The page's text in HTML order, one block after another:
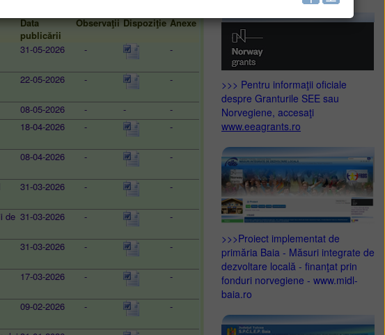
Data
publicării
Observaţii Dispoziţie Anexe
31-05-2026 - -
22-05-2026 - -
08-05-2026 - -
-
18-04-2026 - -
08-04-2026 - -
31-03-2026 - -
de 31-03-2026 - -
31-03-2026 - -
17-03-2026 - -
09-02-2026 - -
>>> Pentru informaţii oficiale
despre Granturile SEE sau
Norvegiene, accesaţi
www.eeagrants.ro
>>>Proiect implementat de
primăria Baia - Măsuri integrate de
dezvoltare locală - finanţat prin
fonduri norvegiene - www.midl-
baia.ro